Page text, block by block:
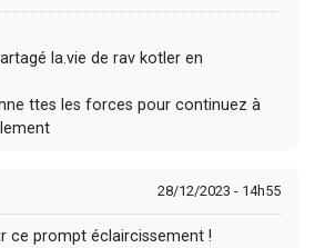
la.vie de rav kotler en
ttes les forces pour continuez à
28/12/2023 - 14h55
ce prompt éclaircissement !